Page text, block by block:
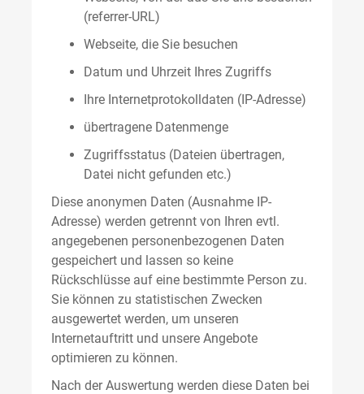
(referrer-URL)
Webseite, die Sie besuchen
Datum und Uhrzeit Ihres Zugriffs
Ihre Internetprotokolldaten (IP-Adresse)
übertragene Datenmenge
Zugriffsstatus (Dateien übertragen,
Datei nicht gefunden etc.)
Diese anonymen Daten (Ausnahme IP-
Adresse) werden getrennt von Ihren evtl.
angegebenen personenbezogenen Daten
gespeichert und lassen so keine
Rückschlüsse auf eine bestimmte Person zu.
Sie können zu statistischen Zwecken
ausgewertet werden, um unseren
Internetauftritt und unsere Angebote
optimieren zu können.
Nach der Auswertung werden diese Daten bei